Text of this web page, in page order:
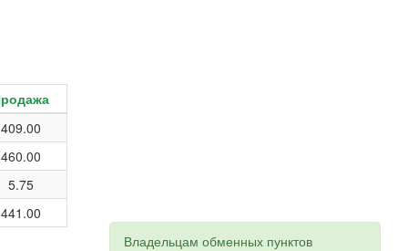
409.00
460.00
5.75
441.00
Владельцам обменных пунктов